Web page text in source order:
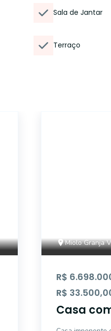
Sala de Jantar
Terraço
Miolo Granja
R$
R$
Casa
sendo 4